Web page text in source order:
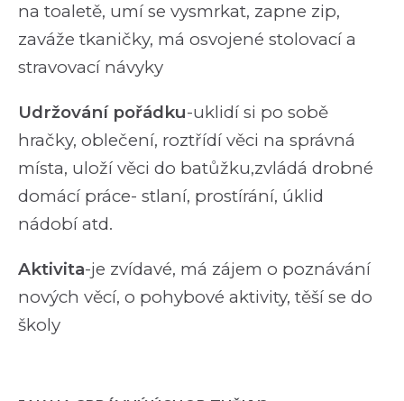
na toaletě, umí se vysmrkat, zapne zip,
zaváže tkaničky, má osvojené stolovací a
stravovací návyky
Udržování pořádku-uklidí si po sobě
hračky, oblečení, roztřídí věci na správná
místa, uloží věci do batůžku,zvládá drobné
domácí práce- stlaní, prostírání, úklid
nádobí atd.
Aktivita-je zvídavé, má zájem o poznávání
nových věcí, o pohybové aktivity, těší se do
školy